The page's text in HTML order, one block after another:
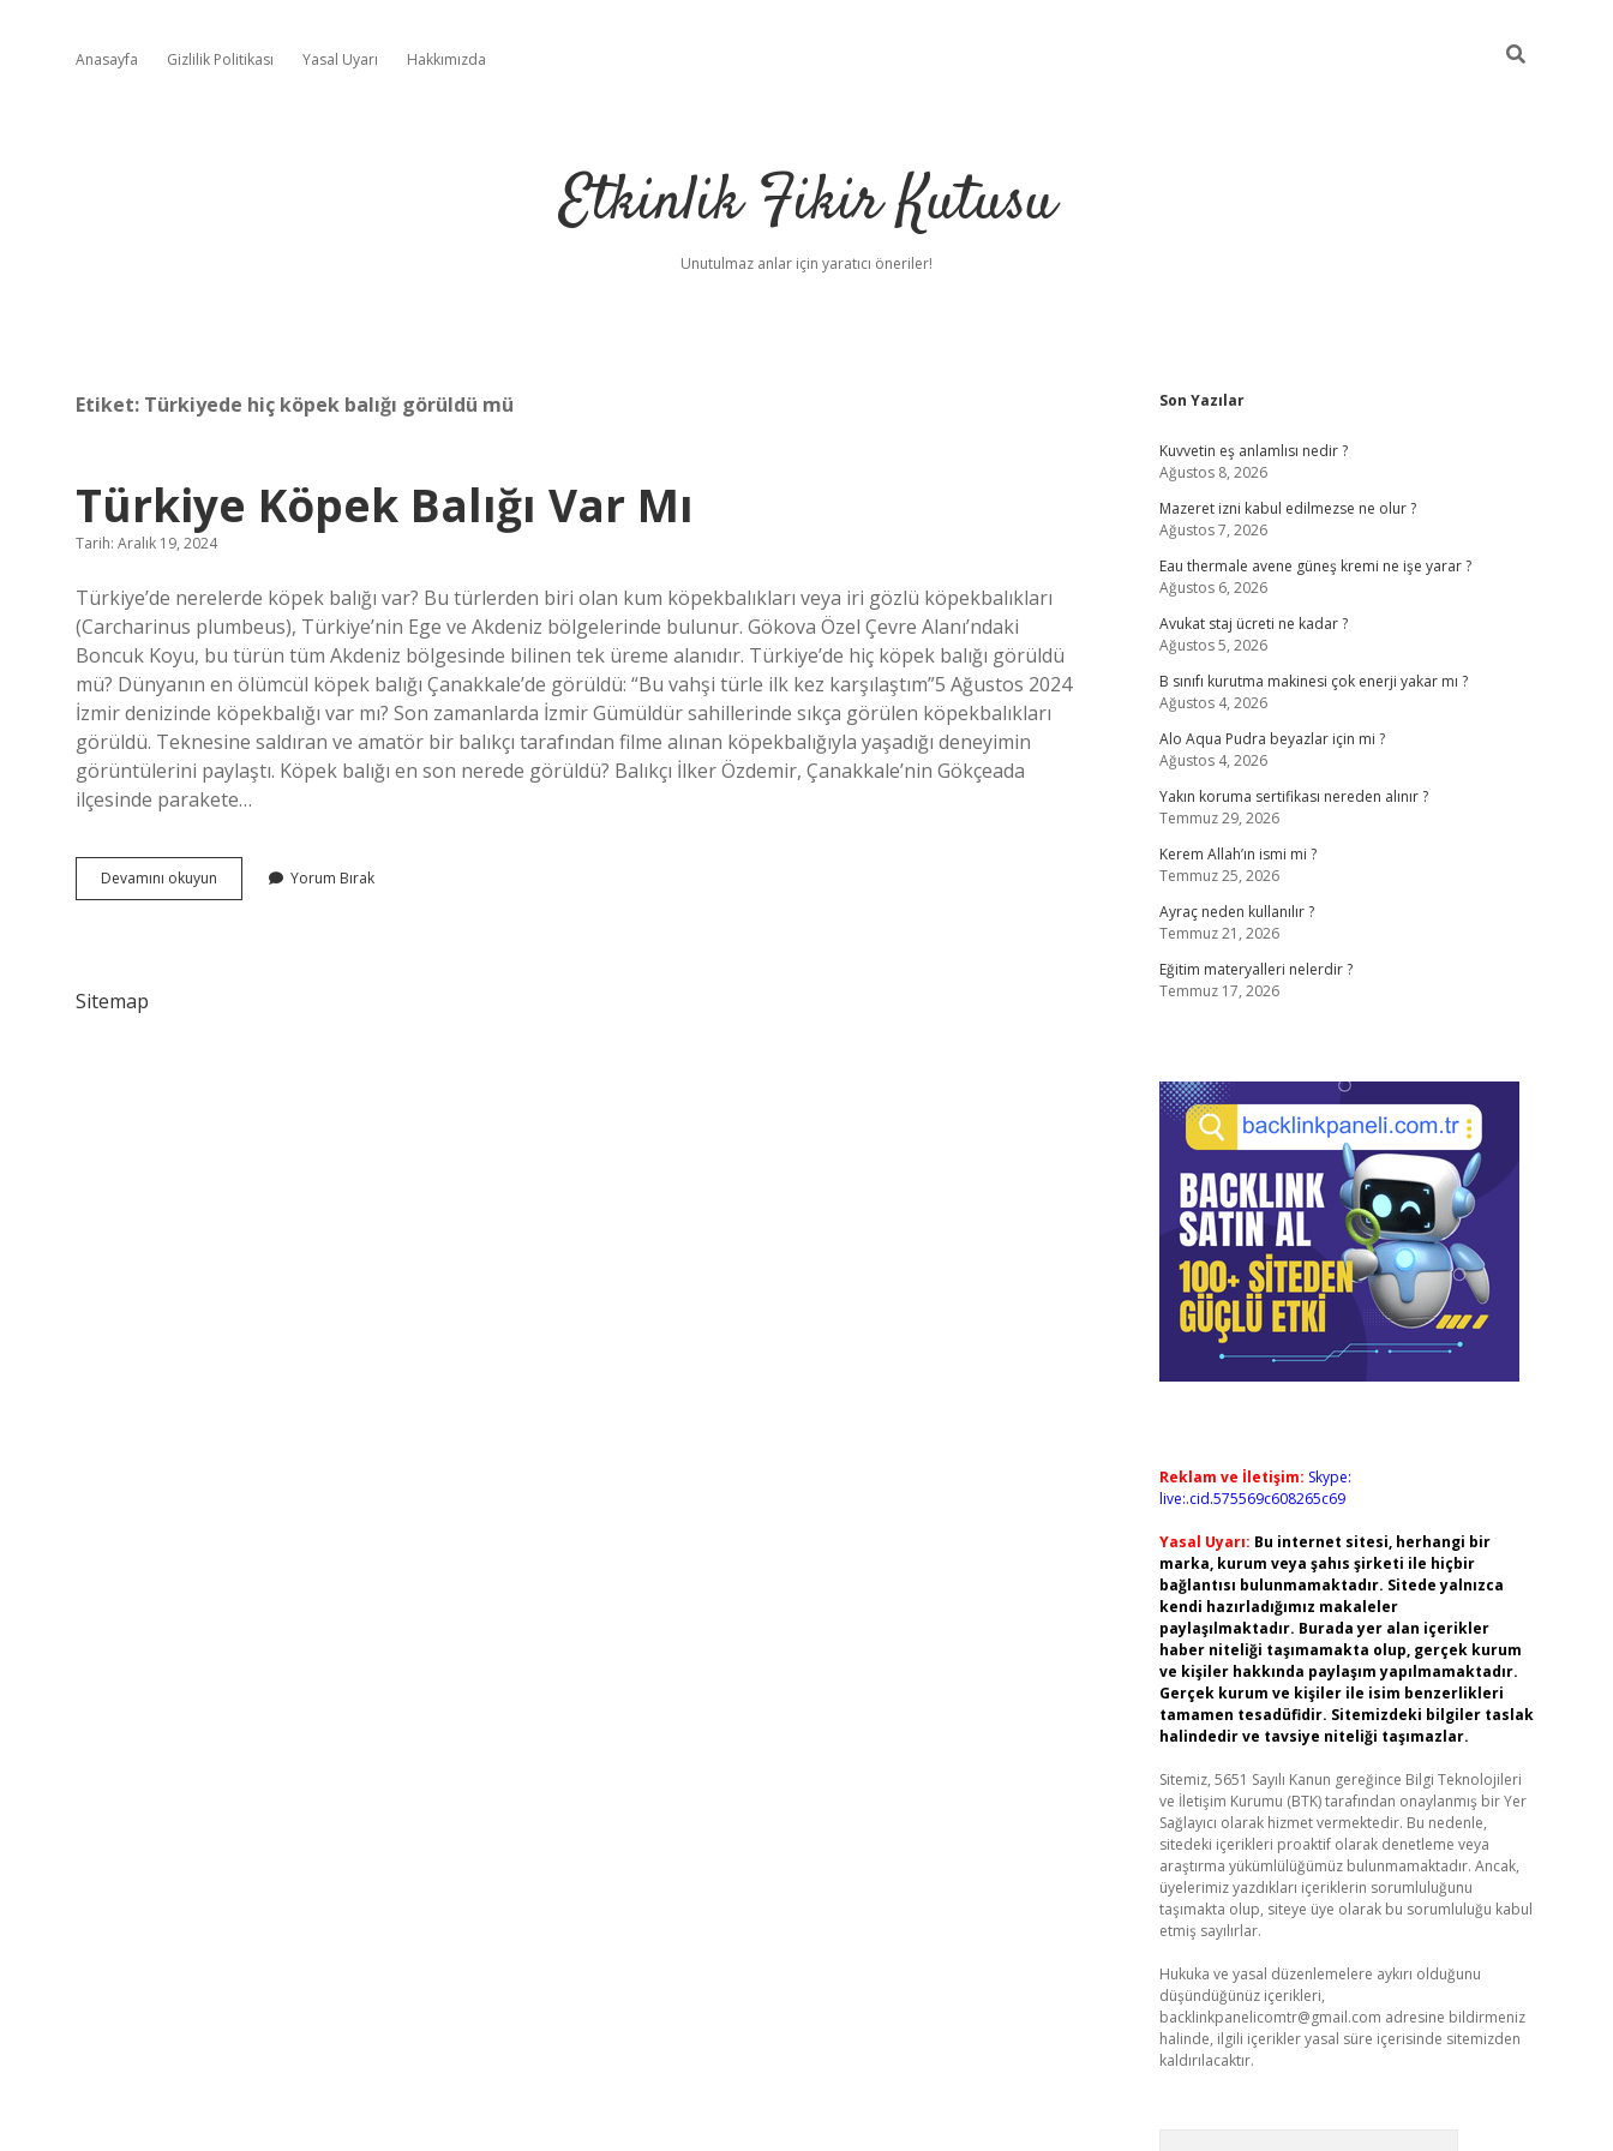
Anasayfa Gizlilik Politikası Yasal Uyarı Hakkımızda
Etkinlik Fikir Kutusu
Unutulmaz anlar için yaratıcı öneriler!
Etiket: Türkiyede hiç köpek balığı görüldü mü
Türkiye Köpek Balığı Var Mı
Tarih: Aralık 19, 2024
Türkiye’de nerelerde köpek balığı var? Bu türlerden biri olan kum köpekbalıkları veya iri gözlü köpekbalıkları
(Carcharinus plumbeus), Türkiye’nin Ege ve Akdeniz bölgelerinde bulunur. Gökova Özel Çevre Alanı’ndaki
Boncuk Koyu, bu türün tüm Akdeniz bölgesinde bilinen tek üreme alanıdır. Türkiye’de hiç köpek balığı görüldü
mü? Dünyanın en ölümcül köpek balığı Çanakkale’de görüldü: “Bu vahşi türle ilk kez karşılaştım”5 Ağustos 2024
İzmir denizinde köpekbalığı var mı? Son zamanlarda İzmir Gümüldür sahillerinde sıkça görülen köpekbalıkları
görüldü. Teknesine saldıran ve amatör bir balıkçı tarafından filme alınan köpekbalığıyla yaşadığı deneyimin
görüntülerini paylaştı. Köpek balığı en son nerede görüldü? Balıkçı İlker Özdemir, Çanakkale’nin Gökçeada
ilçesinde parakete…
Devamını okuyun
Köpek
Yorum Bırak
Sitemap
Sidebar
Son Yazılar
Kuvvetin eş anlamlısı nedir ?
Ağustos 8, 2026
Mazeret izni kabul edilmezse ne olur ?
Ağustos 7, 2026
Eau thermale avene güneş kremi ne işe yarar ?
Ağustos 6, 2026
Avukat staj ücreti ne kadar ?
Ağustos 5, 2026
B sınıfı kurutma makinesi çok enerji yakar mı ?
Ağustos 4, 2026
Alo Aqua Pudra beyazlar için mi ?
Ağustos 4, 2026
Yakın koruma sertifikası nereden alınır ?
Temmuz 29, 2026
Kerem Allah’ın ismi mi ?
Temmuz 25, 2026
Ayraç neden kullanılır ?
Temmuz 21, 2026
Eğitim materyalleri nelerdir ?
Temmuz 17, 2026
Reklam ve İletişim: Skype:
live:.cid.575569c608265c69
Yasal Uyarı: Bu internet sitesi, herhangi bir
marka, kurum veya şahıs şirketi ile hiçbir
bağlantısı bulunmamaktadır. Sitede yalnızca
kendi hazırladığımız makaleler
paylaşılmaktadır. Burada yer alan içerikler
haber niteliği taşımamakta olup, gerçek kurum
ve kişiler hakkında paylaşım yapılmamaktadır.
Gerçek kurum ve kişiler ile isim benzerlikleri
tamamen tesadüfidir. Sitemizdeki bilgiler taslak
halindedir ve tavsiye niteliği taşımazlar.
Sitemiz, 5651 Sayılı Kanun gereğince Bilgi Teknolojileri
ve İletişim Kurumu (BTK) tarafından onaylanmış bir Yer
Sağlayıcı olarak hizmet vermektedir. Bu nedenle,
sitedeki içerikleri proaktif olarak denetleme veya
araştırma yükümlülüğümüz bulunmamaktadır. Ancak,
üyelerimiz yazdıkları içeriklerin sorumluluğunu
taşımakta olup, siteye üye olarak bu sorumluluğu kabul
etmiş sayılırlar.
Hukuka ve yasal düzenlemelere aykırı olduğunu
düşündüğünüz içerikleri,
backlinkpanelicomtr@gmail.com adresine bildirmeniz
halinde, ilgili içerikler yasal süre içerisinde sitemizden
kaldırılacaktır.